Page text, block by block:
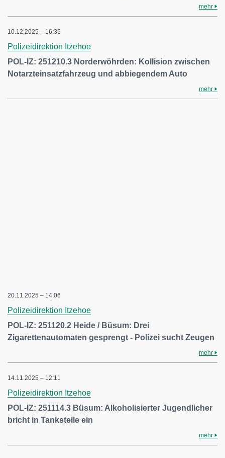
mehr
10.12.2025 – 16:35
Polizeidirektion Itzehoe
POL-IZ: 251210.3 Norderwöhrden: Kollision zwischen
Notarzteinsatzfahrzeug und abbiegendem Auto
mehr
20.11.2025 – 14:06
Polizeidirektion Itzehoe
POL-IZ: 251120.2 Heide / Büsum: Drei
Zigarettenautomaten gesprengt - Polizei sucht Zeugen
mehr
14.11.2025 – 12:11
Polizeidirektion Itzehoe
POL-IZ: 251114.3 Büsum: Alkoholisierter Jugendlicher
bricht in Tankstelle ein
mehr